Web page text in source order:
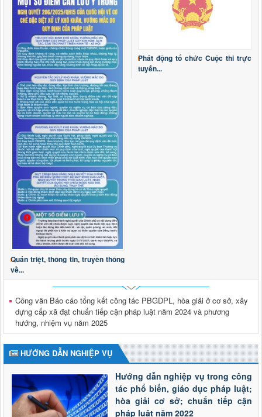
một số nội dung và mức chi quản lý, thực hiện chương trình
và nhiệm vụ, hỗ trợ hoạt động khoa học, công nghệ và đổi
mới sáng tạo có sử dụng ngân sách nhà nước thuộc phạm vi
quản lý của tỉnh Lai
Thời gian đăng: 19/06/2026
lượt xem: 152 | lượt tải:59
Nghị quyết số 15/2026/NQ-HĐND
Nghị quyết số 15/2026/NQ-HĐND ngày 03/6/2026 Sửa đổi,
bổ sung một số điều của Quy định mức chi tập huấn, bồi
dưỡng giáo viên và cán bộ quản lý cơ sở giáo dục để thực
hiện chương trình mới, sách giáo khoa mới giáo dục phổ
thông trên địa bàn tỉnh ba
Thời gian đăng: 19/06/2026
lượt xem: 135 | lượt tải:51
Nghị quyết số 13/2026/NQ-HĐND
Nghị quyết số 13/2026/NQ-HĐND ngày 03/6/2026 về Quy
định mức thu, miễn, giảm, thu, nộp, quản lý và sử dụng các
khoản phí, lệ phí thuộc thẩm quyền quyết định của Hội đồng
nhân dân tỉnh Lai Châu
Thời gian đăng: 19/06/2026
lượt xem: 152 | lượt tải:141
2973/KH-UBND
luật trên địa bàn tỉnh Lai Châu
Thời gian đăng: 28/04/2026
lượt xem: 194 | lượt tải:92
Thông báo tuyển dụng viên chức
công lập thuộc Sở Tư pháp tỉnh Lai Châu năm 2026
Thời gian đăng: 29/01/2026
lượt xem: 613 | lượt tải:177
2624/QĐ-UBND
Quyết định thành lập Hội đồng phối hợp phổ biến, giáo dục
pháp luật tỉnh Lai Châu
Quán triệt, thông tin, truyền thông
về...
Phát động tổ chức Cuộc thi trực
tuyến...
Công văn Báo cáo tổng kết công tác PBGDPL, hòa giải ở cơ sở, xây
dựng cấp xã đạt chuẩn tiếp cận pháp luật năm 2024 và phương
hướng, nhiệm vụ năm 2025
HƯỚNG DẪN NGHIỆP VỤ
Hướng dẫn nghiệp vụ trong công
tác phổ biến, giáo dục pháp luật;
hòa giải cơ sở; chuẩn tiếp cận
pháp luật năm 2022